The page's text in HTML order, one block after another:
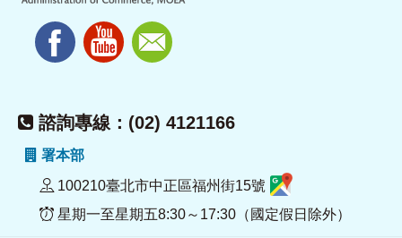
諮詢專線：(02) 4121166
署本部
100210臺北市中正區福州街15號
星期一至星期五8:30～17:30（國定假日除外）